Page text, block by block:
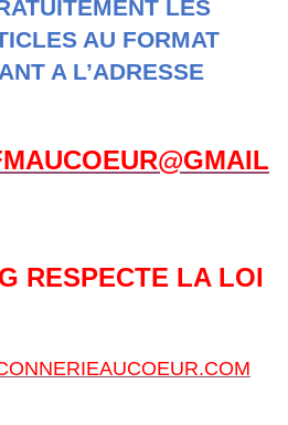
LES
AU FORMAT
A L’ADRESSE
RESPECTE LA LOI